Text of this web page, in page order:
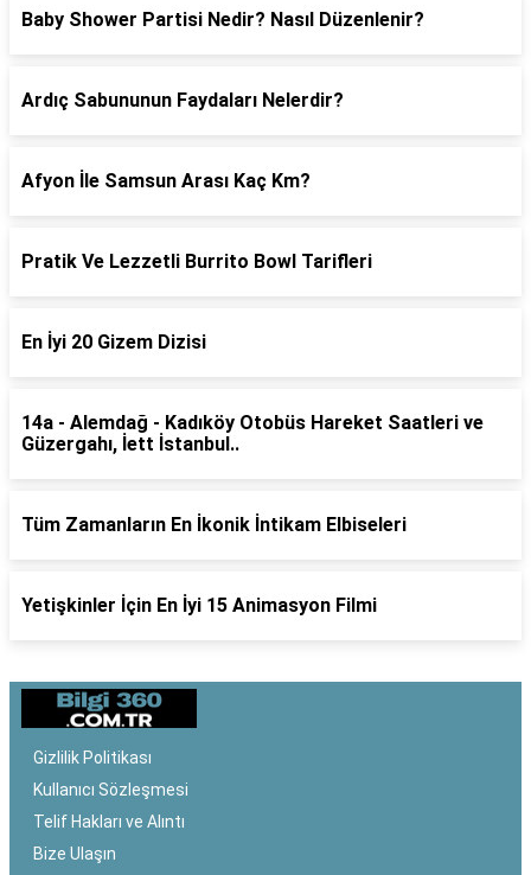
Baby Shower Partisi Nedir? Nasıl Düzenlenir?
Ardıç Sabununun Faydaları Nelerdir?
Afyon İle Samsun Arası Kaç Km?
Pratik Ve Lezzetli Burrito Bowl Tarifleri
En İyi 20 Gizem Dizisi
14a - Alemdağ - Kadıköy Otobüs Hareket Saatleri ve
Güzergahı, İett İstanbul..
Tüm Zamanların En İkonik İntikam Elbiseleri
Yetişkinler İçin En İyi 15 Animasyon Filmi
Gizlilik Politikası
Kullanıcı Sözleşmesi
Telif Hakları ve Alıntı
Bize Ulaşın